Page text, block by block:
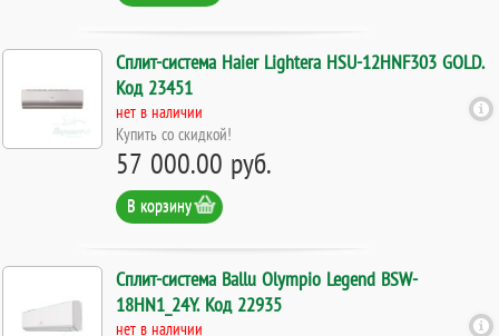
Сплит-система Haier Lightera HSU-12HNF303 GOLD.
Код 23451
нет в наличии
Купить со скидкой!
57 000.00 руб.
В корзину
Сплит-система Ballu Olympio Legend BSW-
18HN1_24Y. Код 22935
нет в наличии